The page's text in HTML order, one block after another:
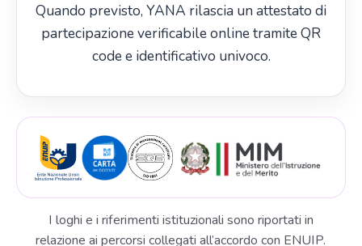
Quando previsto, YANA rilascia un attestato di
partecipazione verificabile online tramite QR
code e identificativo univoco.
I loghi e i riferimenti istituzionali sono riportati in
relazione ai percorsi collegati all’accordo con ENUIP.